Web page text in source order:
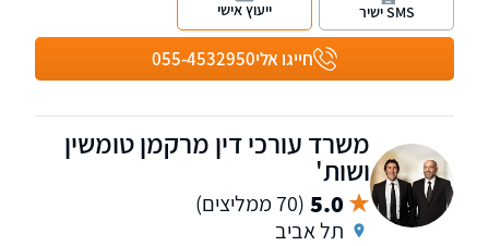
בני ברק וביתר עלית.
חייגו אלי055-4532950
SMS ישיר ייעוץ אישי
משרד עורכי דין מרקמן טומשין
ושות'
5.0 (70 ממליצים)
תל אביב